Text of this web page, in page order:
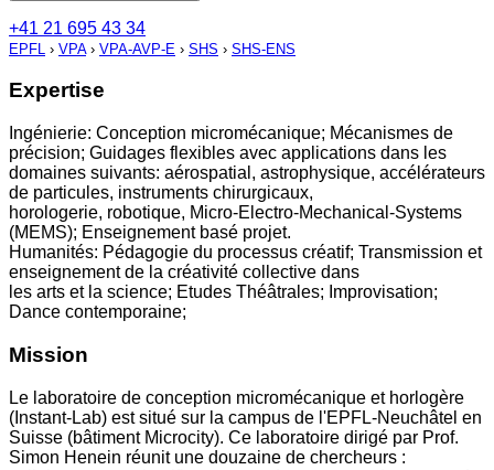
+41 21 695 43 34
EPFL › VPA› VPA-AVP-E › SHS › SHS-ENS
Expertise
Ingénierie: Conception micromécanique; Mécanismes de
précision; Guidages flexibles avec applications dans les
domaines suivants: aérospatial, astrophysique, accélérateurs
de particules, instruments chirurgicaux,
horologerie, robotique, Micro-Electro-Mechanical-Systems
(MEMS); Enseignement basé projet.
Humanités: Pédagogie du processus créatif; Transmission et
enseignement de la créativité collective dans
les arts et la science; Etudes Théâtrales; Improvisation;
Dance contemporaine;
Mission
Le laboratoire de conception micromécanique et horlogère
(Instant-Lab) est situé sur la campus de l'EPFL-Neuchâtel en
Suisse (bâtiment Microcity). Ce laboratoire dirigé par Prof.
Simon Henein réunit une douzaine de chercheurs :